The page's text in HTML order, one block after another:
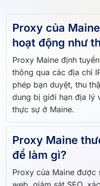
Proxy của
hoạt động như
Proxy Maine định
thông qua các địa chỉ
phép bạn duyệt, thu
dung bị giới hạn địa lý
thực sự ở Maine.
Proxy Maine
để làm gì?
Proxy của Maine được
web, giám sát SEO,